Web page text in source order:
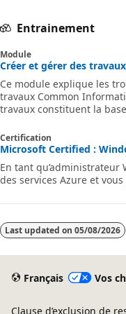
Entrainement
Module
Créer et gérer des
Ce module explique les
travaux Common
travaux constituent la
Certification
Microsoft Certified :
En tant qu’administrateur
des services Azure et
Last updated on 05/08/2026
Français Vos
Clause d’exclusion de